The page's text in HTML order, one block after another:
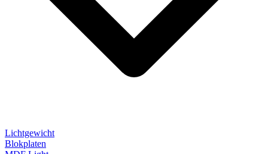
Lichtgewicht
Blokplaten